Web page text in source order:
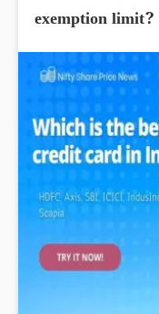
exemption limit?